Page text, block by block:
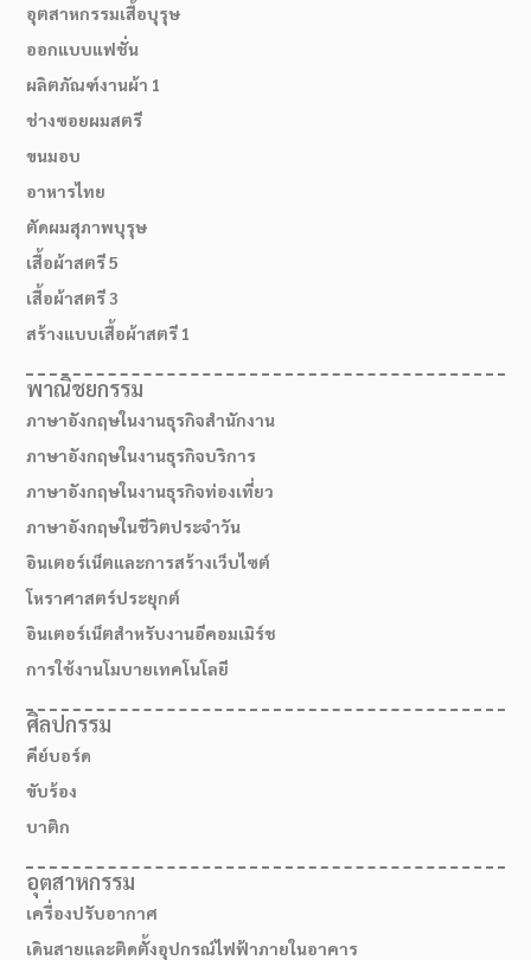
อุตสาหกรรมเสื้อบุรุษ
ออกแบบแฟชั่น
ผลิตภัณฑ์งานผ้า 1
ช่างซอยผมสตรี
ขนมอบ
อาหารไทย
ตัดผมสุภาพบุรุษ
เสื้อผ้าสตรี 5
เสื้อผ้าสตรี 3
สร้างแบบเสื้อผ้าสตรี 1
พาณิชยกรรม
ภาษาอังกฤษในงานธุรกิจสำนักงาน
ภาษาอังกฤษในงานธุรกิจบริการ
ภาษาอังกฤษในงานธุรกิจท่องเที่ยว
ภาษาอังกฤษในชีวิตประจำวัน
อินเตอร์เน็ตและการสร้างเว็บไซต์
โหราศาสตร์ประยุกต์
อินเตอร์เน็ตสำหรับงานอีคอมเมิร์ช
การใช้งานโมบายเทคโนโลยี
ศิลปกรรม
คีย์บอร์ด
ขับร้อง
บาติก
อุตสาหกรรม
เครื่องปรับอากาศ
เดินสายและติดตั้งอุปกรณ์ไฟฟ้าภายในอาคาร